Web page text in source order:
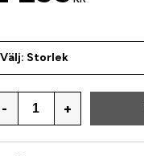
Välj: Storlek
- +